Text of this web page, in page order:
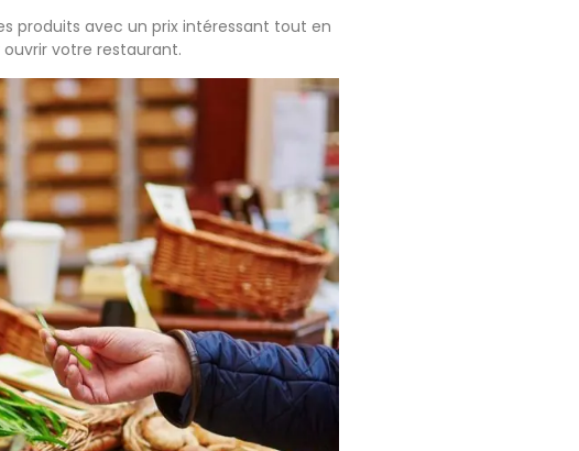
produits avec un prix intéressant tout en
votre restaurant.